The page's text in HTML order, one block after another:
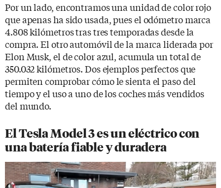
Por un lado, encontramos una unidad de color rojo
que apenas ha sido usada, pues el odómetro marca
4.808 kilómetros tras tres temporadas desde la
compra. El otro automóvil de la marca liderada por
Elon Musk, el de color azul, acumula un total de
350.032 kilómetros. Dos ejemplos perfectos que
permiten comprobar cómo le sienta el paso del
tiempo y el uso a uno de los coches más vendidos
del mundo.
El Tesla Model 3 es un eléctrico con
una batería fiable y duradera